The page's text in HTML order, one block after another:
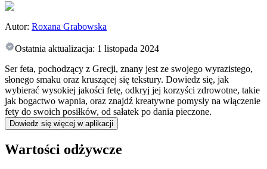
Autor: Roxana Grabowska
Ostatnia aktualizacja: 1 listopada 2024
Ser feta, pochodzący z Grecji, znany jest ze swojego wyrazistego,
słonego smaku oraz kruszącej się tekstury. Dowiedz się, jak
wybierać wysokiej jakości fetę, odkryj jej korzyści zdrowotne, takie
jak bogactwo wapnia, oraz znajdź kreatywne pomysły na włączenie
fety do swoich posiłków, od sałatek po dania pieczone.
Dowiedz się więcej w aplikacji
Wartości odżywcze